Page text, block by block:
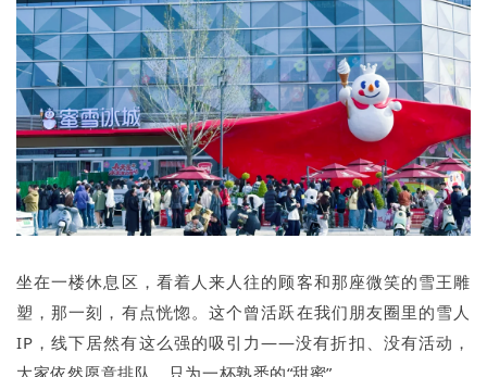
坐在一楼休息区，看着人来人往的顾客和那座微笑的雪王雕
塑，那一刻，有点恍惚。这个曾活跃在我们朋友圈里的雪人
IP，线下居然有这么强的吸引力——没有折扣、没有活动，